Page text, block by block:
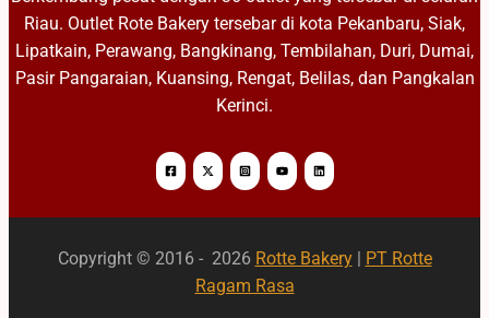
Riau. Outlet Rote Bakery tersebar di kota Pekanbaru, Siak,
Lipatkain, Perawang, Bangkinang, Tembilahan, Duri, Dumai,
Pasir Pangaraian, Kuansing, Rengat, Belilas, dan Pangkalan
Kerinci.
Copyright © 2016 - 2026 Rotte Bakery| PT Rotte
Ragam Rasa